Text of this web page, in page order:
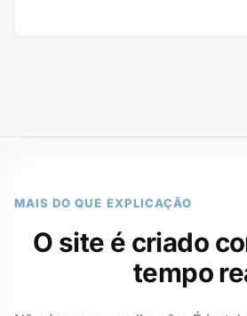
MAIS DO QUE EXPLICAÇÃO
O site é criado
tempo